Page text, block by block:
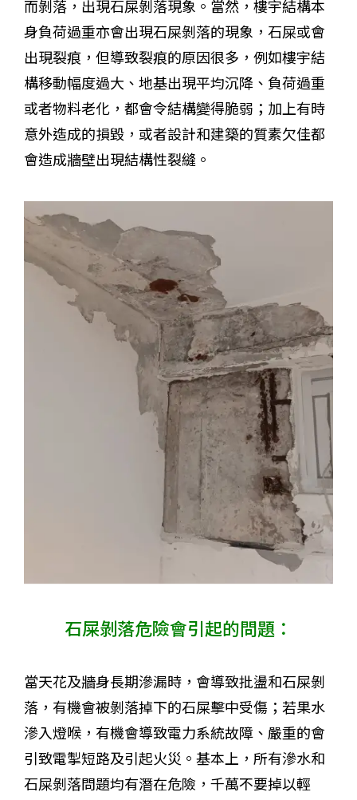
而剝落，出現石屎剝落現象。當然，樓宇結構本
身負荷過重亦會出現石屎剝落的現象，石屎或會
出現裂痕，但導致裂痕的原因很多，例如樓宇結
構移動幅度過大、地基出現平均沉降、負荷過重
或者物料老化，都會令結構變得脆弱；加上有時
意外造成的損毀，或者設計和建築的質素欠佳都
會造成牆壁出現結構性裂縫。
石屎剝落危險會引起的問題：
當天花及牆身長期滲漏時，會導致批盪和石屎剝
落，有機會被剝落掉下的石屎擊中受傷；若果水
滲入燈喉，有機會導致電力系統故障、嚴重的會
引致電掣短路及引起火災。基本上，所有滲水和
石屎剝落問題均有潛在危險，千萬不要掉以輕